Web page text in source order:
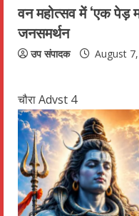
वन महोत्सव में ‘एक पेड़
जनसमर्थन
उप संपादक August
चौरा Advst 4